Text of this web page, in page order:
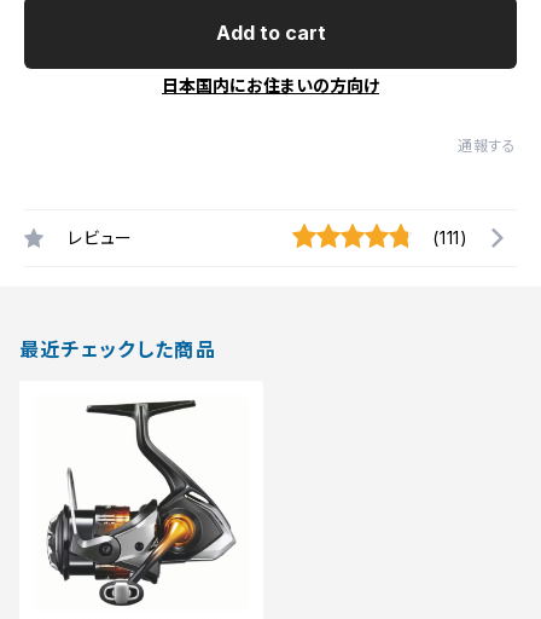
Add to cart
日本国内にお住まいの方向け
通報する
レビュー (111)
最近チェックした商品